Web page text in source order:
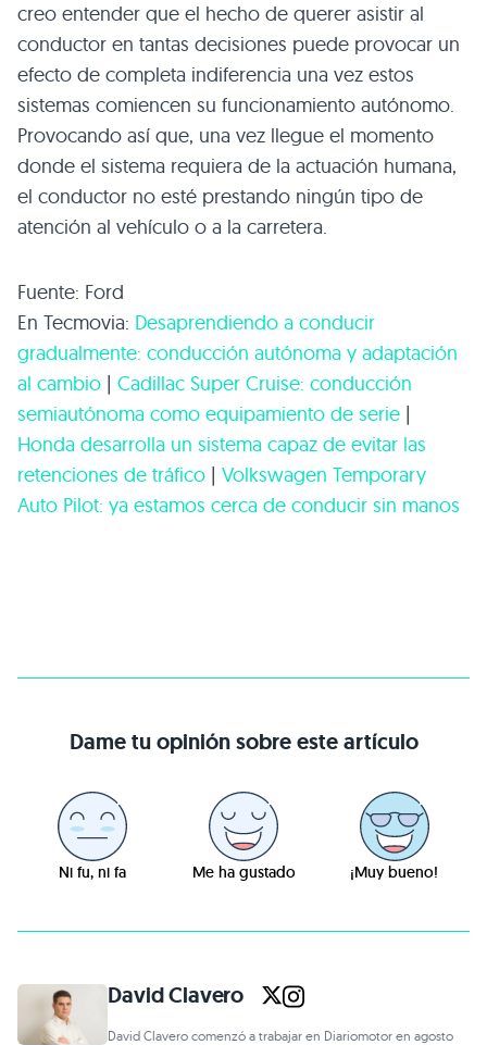
creo entender que el hecho de querer asistir al
conductor en tantas decisiones puede provocar un
efecto de completa indiferencia una vez estos
sistemas comiencen su funcionamiento autónomo.
Provocando así que, una vez llegue el momento
donde el sistema requiera de la actuación humana,
el conductor no esté prestando ningún tipo de
atención al vehículo o a la carretera.
Fuente: Ford
En Tecmovia: Desaprendiendo a conducir
gradualmente: conducción autónoma y adaptación
al cambio | Cadillac Super Cruise: conducción
semiautónoma como equipamiento de serie |
Honda desarrolla un sistema capaz de evitar las
retenciones de tráfico | Volkswagen Temporary
Auto Pilot: ya estamos cerca de conducir sin manos
Dame tu opinión sobre este artículo
Ni fu, ni fa Me ha gustado ¡Muy bueno!
David Clavero
David Clavero comenzó a trabajar en Diariomotor en agosto